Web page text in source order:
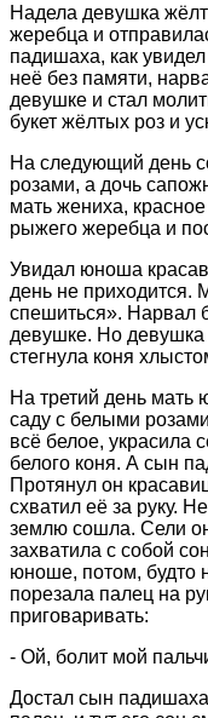
Надела девушка
жеребца и
падишаха, как
неё без памяти,
девушке и стал
букет жёлтых роз и
На следующий день
розами, а дочь
мать жениха,
рыжего жеребца и
Увидал юноша
день не приходится.
спешиться». Нарвал
девушке. Но
стегнула коня
На третий день мать
саду с белыми
всё белое, украсила
белого коня. А сын
Протянул он
схватил её за руку.
землю сошла. Сели
захватила с собой
юноше, потом, будто
порезала палец на
приговаривать:
- Ой, болит мой
Достал сын